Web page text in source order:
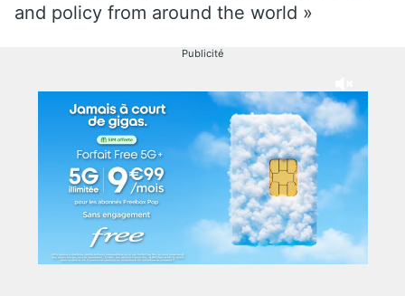
and policy from around the world »
Publicité